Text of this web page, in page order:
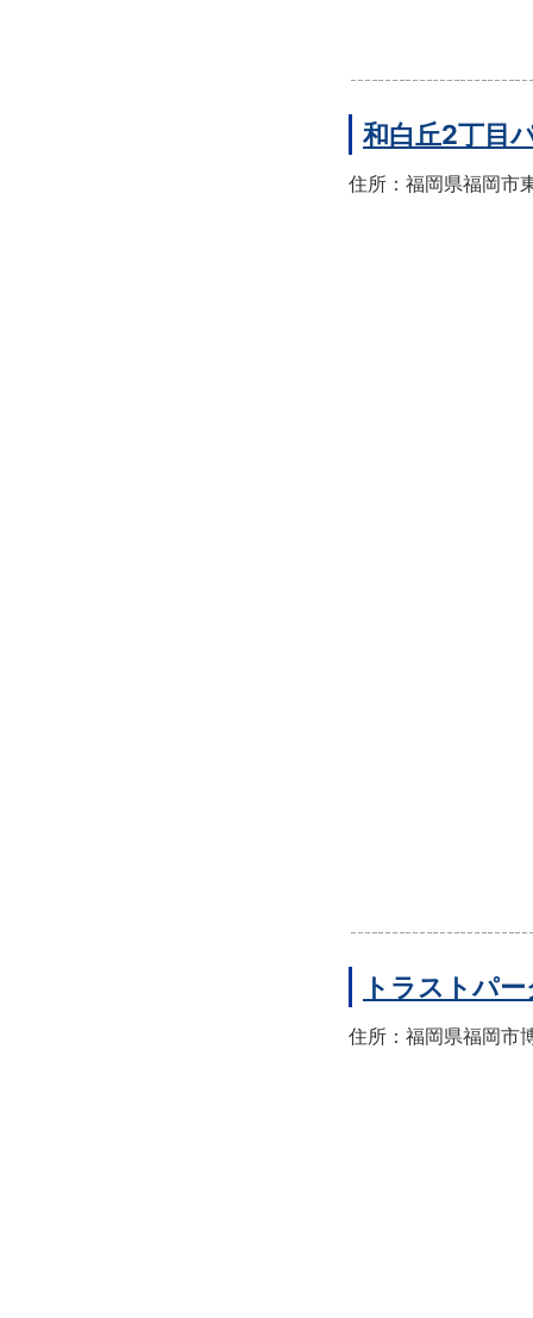
和白丘2丁目
住所：福岡県福岡市
トラストパ
住所：福岡県福岡市